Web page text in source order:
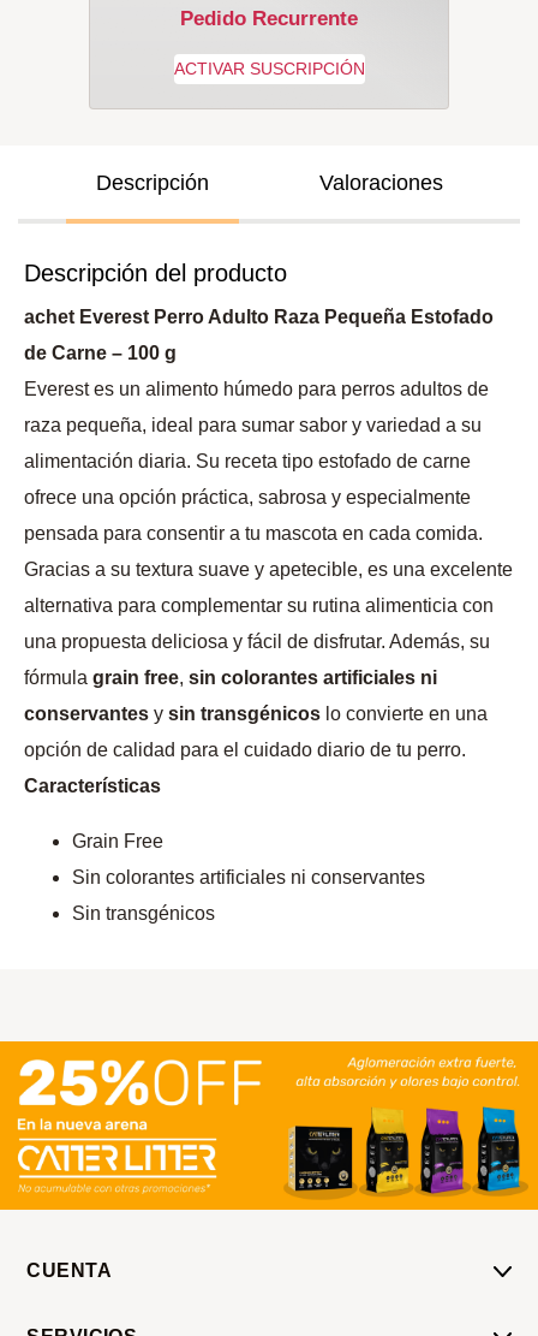
Pedido Recurrente
Descripción Valoraciones
Descripción del producto
achet Everest Perro Adulto Raza Pequeña Estofado
de Carne – 100 g
Everest es un alimento húmedo para perros adultos de
raza pequeña, ideal para sumar sabor y variedad a su
alimentación diaria. Su receta tipo estofado de carne
ofrece una opción práctica, sabrosa y especialmente
pensada para consentir a tu mascota en cada comida.
Gracias a su textura suave y apetecible, es una excelente
alternativa para complementar su rutina alimenticia con
una propuesta deliciosa y fácil de disfrutar. Además, su
fórmula grain free, sin colorantes artificiales ni
conservantes y sin transgénicos lo convierte en una
opción de calidad para el cuidado diario de tu perro.
Características
Grain Free
Sin colorantes artificiales ni conservantes
Sin transgénicos
CUENTA